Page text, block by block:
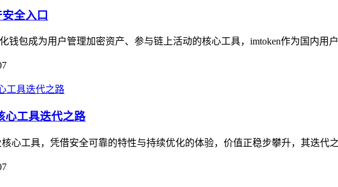
全入口
钱包成为用户管理加密资产、参与链上活动的核心工具，imtoken作为国内用
心工具迭代之路
心工具，凭借安全可靠的特性与持续优化的体验，价值正稳步攀升，其迭代